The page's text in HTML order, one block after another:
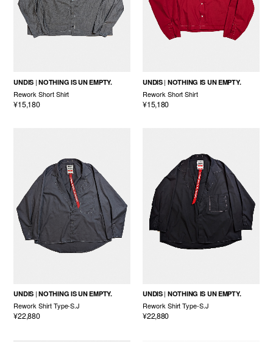
UNDIS NOTHING IS UN EMPTY.
Rework Short Shirt
¥15,180
UNDIS NOTHING IS UN EMPTY.
Rework Short Shirt
¥15,180
UNDIS NOTHING IS UN EMPTY.
Rework Shirt Type-S.J
¥22,880
UNDIS NOTHING IS UN EMPTY.
Rework Shirt Type-S.J
¥22,880